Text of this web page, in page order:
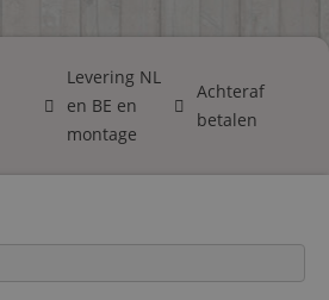
Levering NL
en BE en
montage
Achteraf
betalen